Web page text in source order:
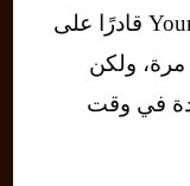
وفي البداية ، كان تطبيق Your Phone قادرًا على
ولكن
في وقت